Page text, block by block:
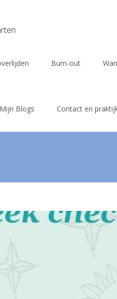
Burn-out
Mijn Blogs Contact en